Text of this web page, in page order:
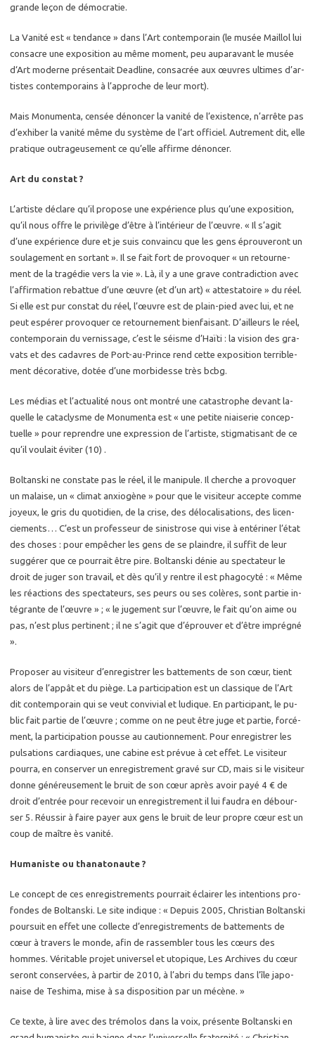
grande leçon de dé­mo­cra­tie.
La Va­ni­té est « ten­dance » dans l’Art contem­po­rain (le musée Maillol lui
consacre une ex­po­si­tion au même mo­ment, peu au­pa­ra­vant le musée
d‘Art mo­derne pré­sen­tait Dead­line, consa­crée aux œuvres ul­times d’ar­
tistes contem­po­rains à l’ap­proche de leur mort).
Mais Mo­nu­men­ta, cen­sée dé­non­cer la va­ni­té de l’exis­tence, n’ar­rête pas
d’ex­hi­ber la va­ni­té même du sys­tème de l’art of­fi­ciel. Au­tre­ment dit, elle
pra­tique ou­tra­geu­se­ment ce qu’elle af­firme dé­non­cer.
Art du constat ?
L’ar­tiste dé­clare qu’il pro­pose une ex­pé­rience plus qu’une ex­po­si­tion,
qu’il nous offre le pri­vi­lège d’être à l’in­té­rieur de l’œuvre. « Il s’agit
d’une ex­pé­rience dure et je suis convain­cu que les gens éprou­ve­ront un
sou­la­ge­ment en sor­tant ». Il se fait fort de pro­vo­quer « un re­tour­ne­
ment de la tra­gé­die vers la vie ». Là, il y a une grave contra­dic­tion avec
l’af­fir­ma­tion re­bat­tue d’une œuvre (et d’un art) « at­tes­ta­toire » du réel.
Si elle est pur constat du réel, l’œuvre est de plain-pied avec lui, et ne
peut es­pé­rer pro­vo­quer ce re­tour­ne­ment bien­fai­sant. D’ailleurs le réel,
contem­po­rain du ver­nis­sage, c’est le séisme d’Haïti : la vi­sion des gra­
vats et des ca­davres de Port-au-Prince rend cette ex­po­si­tion ter­ri­ble­
ment dé­co­ra­tive, dotée d’une mor­bi­desse très bcbg.
Les mé­dias et l’ac­tua­li­té nous ont mon­tré une ca­tas­trophe de­vant la­
quelle le ca­ta­clysme de Mo­nu­men­ta est « une pe­tite niai­se­rie concep­
tuelle » pour re­prendre une ex­pres­sion de l’ar­tiste, stig­ma­ti­sant de ce
qu’il vou­lait évi­ter (10) .
Bol­tans­ki ne constate pas le réel, il le ma­ni­pule. Il cherche a pro­vo­quer
un ma­laise, un « cli­mat an­xio­gène » pour que le vi­si­teur ac­cepte comme
joyeux, le gris du quo­ti­dien, de la crise, des dé­lo­ca­li­sa­tions, des li­cen­
cie­ments… C’est un pro­fes­seur de si­nis­trose qui vise à en­té­ri­ner l’état
des choses : pour em­pê­cher les gens de se plaindre, il suf­fit de leur
sug­gé­rer que ce pour­rait être pire. Bol­tans­ki dénie au spec­ta­teur le
droit de juger son tra­vail, et dès qu’il y rentre il est pha­go­cy­té : « Même
les ré­ac­tions des spec­ta­teurs, ses peurs ou ses co­lères, sont par­tie in­
té­grante de l’œuvre » ; « le ju­ge­ment sur l’œuvre, le fait qu’on aime ou
pas, n’est plus per­ti­nent ; il ne s’agit que d’éprou­ver et d’être im­pré­gné
».
Pro­po­ser au vi­si­teur d’en­re­gis­trer les bat­te­ments de son cœur, tient
alors de l’appât et du piège. La par­ti­ci­pa­tion est un clas­sique de l’Art
dit contem­po­rain qui se veut convi­vial et lu­dique. En par­ti­ci­pant, le pu­
blic fait par­tie de l’œuvre ; comme on ne peut être juge et par­tie, for­cé­
ment, la par­ti­ci­pa­tion pousse au cau­tion­ne­ment. Pour en­re­gis­trer les
pul­sa­tions car­diaques, une ca­bine est pré­vue à cet effet. Le vi­si­teur
pour­ra, en conser­ver un en­re­gis­tre­ment gravé sur CD, mais si le vi­si­teur
donne gé­né­reu­se­ment le bruit de son cœur après avoir payé 4 € de
droit d’en­trée pour re­ce­voir un en­re­gis­tre­ment il lui fau­dra en dé­bour­
ser 5. Réus­sir à faire payer aux gens le bruit de leur propre cœur est un
coup de maître ès va­ni­té.
Hu­ma­niste ou tha­na­to­naute ?
Le concept de ces en­re­gis­tre­ments pour­rait éclai­rer les in­ten­tions pro­
fondes de Bol­tans­ki. Le site in­dique : « De­puis 2005, Chris­tian Bol­tans­ki
pour­suit en effet une col­lecte d’en­re­gis­tre­ments de bat­te­ments de
cœur à tra­vers le monde, afin de ras­sem­bler tous les cœurs des
hommes. Vé­ri­table pro­jet uni­ver­sel et uto­pique, Les Ar­chives du cœur
se­ront conser­vées, à par­tir de 2010, à l’abri du temps dans l’île ja­po­
naise de Te­shi­ma, mise à sa dis­po­si­tion par un mé­cène. »
Ce texte, à lire avec des tré­mo­los dans la voix, pré­sente Bol­tans­ki en